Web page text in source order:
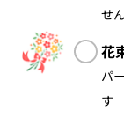
せん
花
パ
す